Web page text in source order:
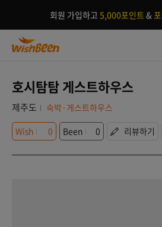
회원 가입하고 5,000포인트 &포
호시탐탐 게스트하우스
제주도
숙박·게스트하우스
Wish
0 Been 0 리뷰하기